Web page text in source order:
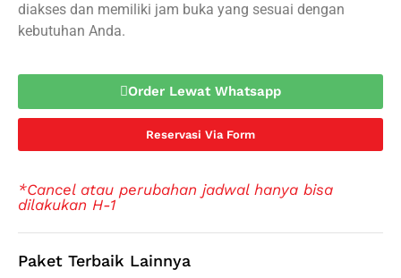
diakses dan memiliki jam buka yang sesuai dengan
kebutuhan Anda.
Order Lewat Whatsapp
Reservasi Via Form
*Cancel atau perubahan jadwal hanya bisa
dilakukan H-1
Paket Terbaik Lainnya